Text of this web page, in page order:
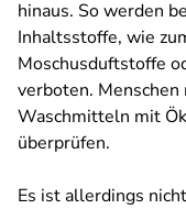
hinaus. So werden
Inhaltsstoffe, wie
Moschusduftstoffe
verboten.
Waschmitteln mit
überprüfen.
Es ist allerdings